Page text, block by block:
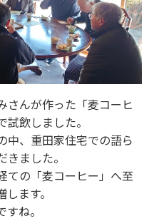
んが作った「麦コーヒ
飲しました。
、重田家住宅での語ら
ました。
ての「麦コーヒー」へ至
ます。
ね。